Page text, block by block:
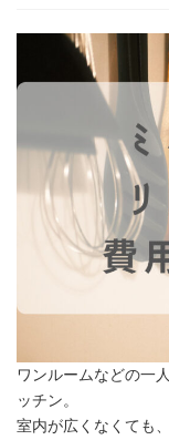
ワンルームなどの一
ッチン。
室内が広くなくても